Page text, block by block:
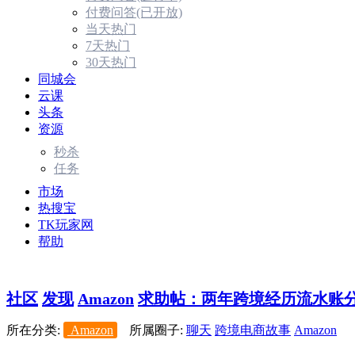
付费问答(已开放)
当天热门
7天热门
30天热门
同城会
云课
头条
资源
秒杀
任务
市场
热搜宝
TK玩家网
帮助
社区 发现 Amazon 求助帖：两年跨境经历流水账
所在分类: Amazon 所属圈子: 聊天 跨境电商故事 Amazon